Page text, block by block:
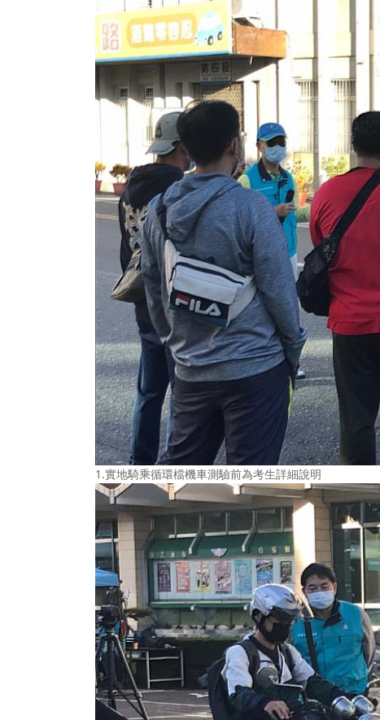
1.實地騎乘循環檔機車測驗前為考生詳細說明